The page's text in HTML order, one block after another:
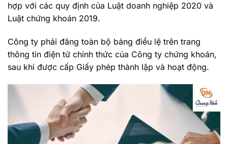
hợp với các quy định của Luật doanh nghiệp 2020 và
Luật chứng khoán 2019.
Công ty phải đăng toàn bộ bảng điều lệ trên trang
thông tin điện tử chính thức của Công ty chứng khoán,
sau khi được cấp Giấy phép thành lập và hoạt động.